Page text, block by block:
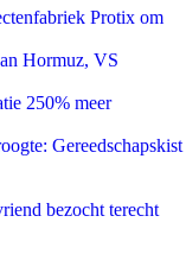
Protix om
Hormuz, VS
250% meer
Gereedschapskist
bezocht terecht